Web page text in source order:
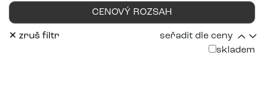
CENOVÝ ROZSAH
✕ zruš filtr
seřadit dle ceny
skladem